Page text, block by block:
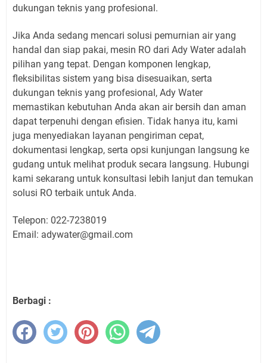
dukungan teknis yang profesional.
Jika Anda sedang mencari solusi pemurnian air yang
handal dan siap pakai, mesin RO dari Ady Water adalah
pilihan yang tepat. Dengan komponen lengkap,
fleksibilitas sistem yang bisa disesuaikan, serta
dukungan teknis yang profesional, Ady Water
memastikan kebutuhan Anda akan air bersih dan aman
dapat terpenuhi dengan efisien. Tidak hanya itu, kami
juga menyediakan layanan pengiriman cepat,
dokumentasi lengkap, serta opsi kunjungan langsung ke
gudang untuk melihat produk secara langsung. Hubungi
kami sekarang untuk konsultasi lebih lanjut dan temukan
solusi RO terbaik untuk Anda.
Telepon: 022-7238019
Email: adywater@gmail.com
Berbagi :